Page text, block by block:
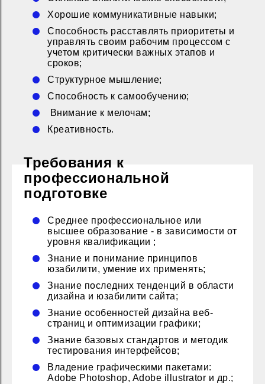
Хорошие коммуникативные навыки;
Способность расставлять приоритеты и
управлять своим рабочим процессом с
учетом критически важных этапов и
сроков;
Структурное мышление;
Способность к самообучению;
Внимание к мелочам;
Креативность.
Требования к
профессиональной
подготовке
Среднее профессиональное или
высшее образование - в зависимости от
уровня квалификации ;
Знание и понимание принципов
юзабилити, умение их применять;
Знание последних тенденций в области
дизайна и юзабилити сайта;
Знание особенностей дизайна веб-
страниц и оптимизации графики;
Знание базовых стандартов и методик
тестирования интерфейсов;
Владение графическими пакетами:
Adobe Photoshop, Adobe illustrator и др.;